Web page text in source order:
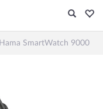
Hama SmartWatch 9000